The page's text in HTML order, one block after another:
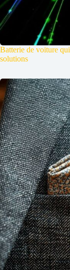
Batterie de voiture
solutions